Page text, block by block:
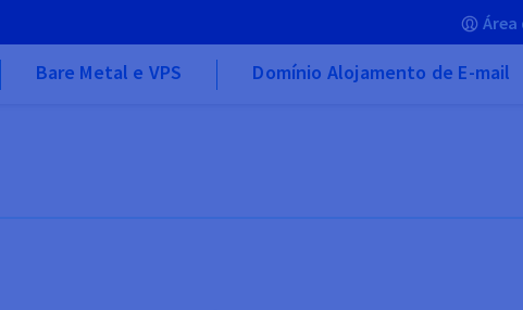
Área
Bare Metal e VPS Domínio Alojamento de E-mail